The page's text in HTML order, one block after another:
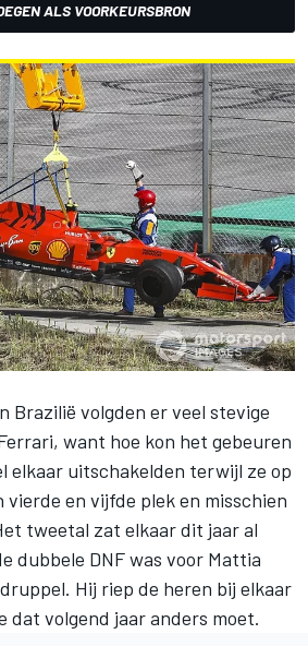
ALS VOORKEURSBRON
Brazilië volgden er veel stevige
, want hoe kon het gebeuren
elkaar uitschakelden terwijl ze op
vierde en vijfde plek en misschien
tweetal zat elkaar dit jaar al
dubbele DNF was voor Mattia
Hij riep de heren bij elkaar
dat volgend jaar anders moet.